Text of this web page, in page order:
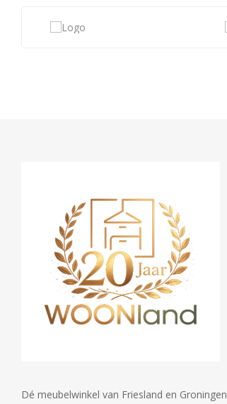
Dé meubelwinkel van Friesland en Groningen